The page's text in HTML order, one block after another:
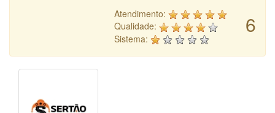
6
Atendimento:
Qualidade:
Sistema: